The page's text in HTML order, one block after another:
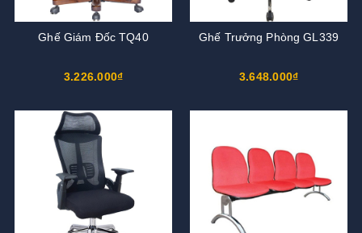
Ghế Giám Đốc TQ40
3.226.000₫
Ghế Trưởng Phòng GL339
3.648.000₫